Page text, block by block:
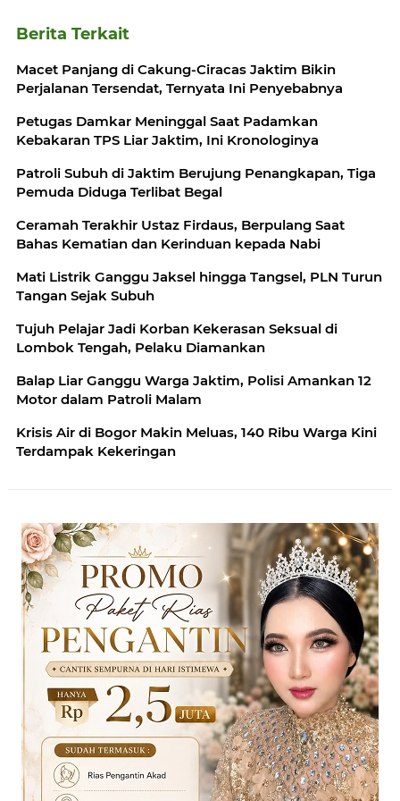
Berita Terkait
Macet Panjang di Cakung-Ciracas Jaktim Bikin
Perjalanan Tersendat, Ternyata Ini Penyebabnya
Petugas Damkar Meninggal Saat Padamkan
Kebakaran TPS Liar Jaktim, Ini Kronologinya
Patroli Subuh di Jaktim Berujung Penangkapan, Tiga
Pemuda Diduga Terlibat Begal
Ceramah Terakhir Ustaz Firdaus, Berpulang Saat
Bahas Kematian dan Kerinduan kepada Nabi
Mati Listrik Ganggu Jaksel hingga Tangsel, PLN Turun
Tangan Sejak Subuh
Tujuh Pelajar Jadi Korban Kekerasan Seksual di
Lombok Tengah, Pelaku Diamankan
Balap Liar Ganggu Warga Jaktim, Polisi Amankan 12
Motor dalam Patroli Malam
Krisis Air di Bogor Makin Meluas, 140 Ribu Warga Kini
Terdampak Kekeringan